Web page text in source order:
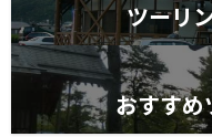
ツーリ
おすすめ